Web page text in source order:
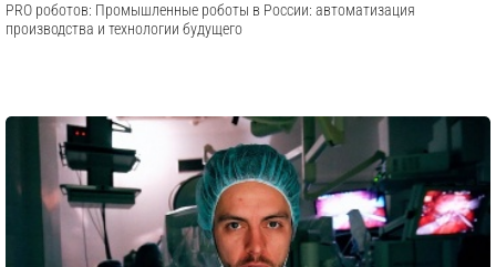
PRO роботов: Промышленные роботы в России: автоматизация
производства и технологии будущего